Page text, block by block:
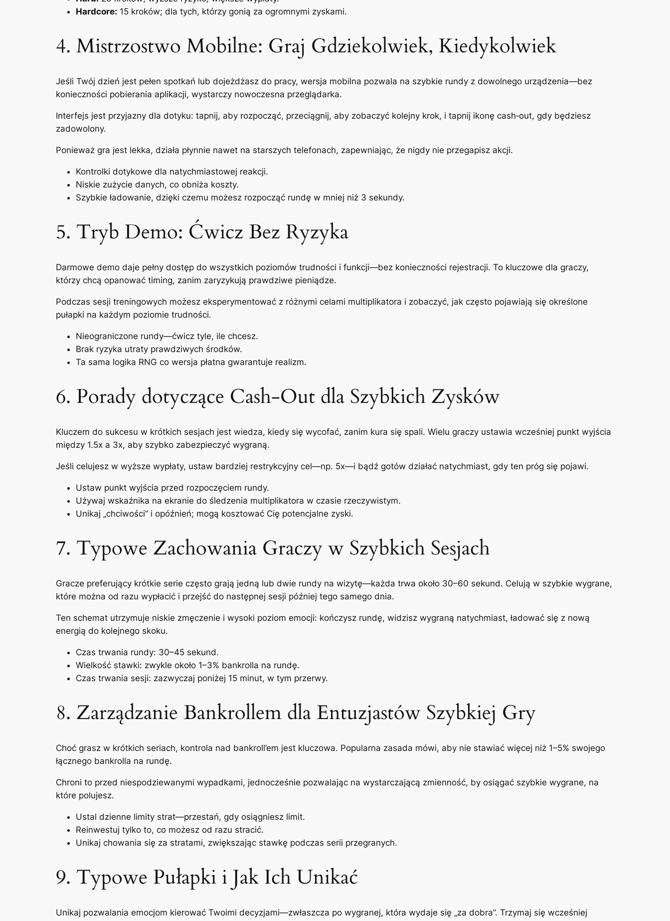
Hardcore: 15 kroków; dla tych, którzy gonią za ogromnymi zyskami.
4. Mistrzostwo Mobilne: Graj Gdziekolwiek, Kiedykolwiek
Jeśli Twój dzień jest pełen spotkań lub dojeżdżasz do pracy, wersja mobilna pozwala na szybkie rundy z dowolnego urządzenia—bez
konieczności pobierania aplikacji, wystarczy nowoczesna przeglądarka.
Interfejs jest przyjazny dla dotyku: tapnij, aby rozpocząć, przeciągnij, aby zobaczyć kolejny krok, i tapnij ikonę cash‑out, gdy będziesz
zadowolony.
Ponieważ gra jest lekka, działa płynnie nawet na starszych telefonach, zapewniając, że nigdy nie przegapisz akcji.
Kontrolki dotykowe dla natychmiastowej reakcji.
Niskie zużycie danych, co obniża koszty.
Szybkie ładowanie, dzięki czemu możesz rozpocząć rundę w mniej niż 3 sekundy.
5. Tryb Demo: Ćwicz Bez Ryzyka
Darmowe demo daje pełny dostęp do wszystkich poziomów trudności i funkcji—bez konieczności rejestracji. To kluczowe dla graczy,
którzy chcą opanować timing, zanim zaryzykują prawdziwe pieniądze.
Podczas sesji treningowych możesz eksperymentować z różnymi celami multiplikatora i zobaczyć, jak często pojawiają się określone
pułapki na każdym poziomie trudności.
Nieograniczone rundy—ćwicz tyle, ile chcesz.
Brak ryzyka utraty prawdziwych środków.
Ta sama logika RNG co wersja płatna gwarantuje realizm.
6. Porady dotyczące Cash‑Out dla Szybkich Zysków
Kluczem do sukcesu w krótkich sesjach jest wiedza, kiedy się wycofać, zanim kura się spali. Wielu graczy ustawia wcześniej punkt wyjścia
między 1.5x a 3x, aby szybko zabezpieczyć wygraną.
Jeśli celujesz w wyższe wypłaty, ustaw bardziej restrykcyjny cel—np. 5x—i bądź gotów działać natychmiast, gdy ten próg się pojawi.
Ustaw punkt wyjścia przed rozpoczęciem rundy.
Używaj wskaźnika na ekranie do śledzenia multiplikatora w czasie rzeczywistym.
Unikaj „chciwości” i opóźnień; mogą kosztować Cię potencjalne zyski.
7. Typowe Zachowania Graczy w Szybkich Sesjach
Gracze preferujący krótkie serie często grają jedną lub dwie rundy na wizytę—każda trwa około 30–60 sekund. Celują w szybkie wygrane,
które można od razu wypłacić i przejść do następnej sesji później tego samego dnia.
Ten schemat utrzymuje niskie zmęczenie i wysoki poziom emocji: kończysz rundę, widzisz wygraną natychmiast, ładować się z nową
energią do kolejnego skoku.
Czas trwania rundy: 30–45 sekund.
Wielkość stawki: zwykle około 1–3% bankrolla na rundę.
Czas trwania sesji: zazwyczaj poniżej 15 minut, w tym przerwy.
8. Zarządzanie Bankrollem dla Entuzjastów Szybkiej Gry
Choć grasz w krótkich seriach, kontrola nad bankroll’em jest kluczowa. Popularna zasada mówi, aby nie stawiać więcej niż 1–5% swojego
łącznego bankrolla na rundę.
Chroni to przed niespodziewanymi wypadkami, jednocześnie pozwalając na wystarczającą zmienność, by osiągać szybkie wygrane, na
które polujesz.
Ustal dzienne limity strat—przestań, gdy osiągniesz limit.
Reinwestuj tylko to, co możesz od razu stracić.
Unikaj chowania się za stratami, zwiększając stawkę podczas serii przegranych.
9. Typowe Pułapki i Jak Ich Unikać
Unikaj pozwalania emocjom kierować Twoimi decyzjami—zwłaszcza po wygranej, która wydaje się „za dobra”. Trzymaj się wcześniej